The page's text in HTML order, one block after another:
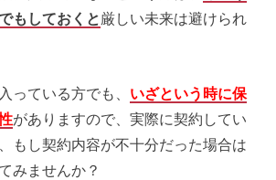
もしておくと厳しい未来は避けられ
っている方でも、 いざという時に保
がありますので、実際に契約してい
もし契約内容が不十分だった場合は
みませんか？